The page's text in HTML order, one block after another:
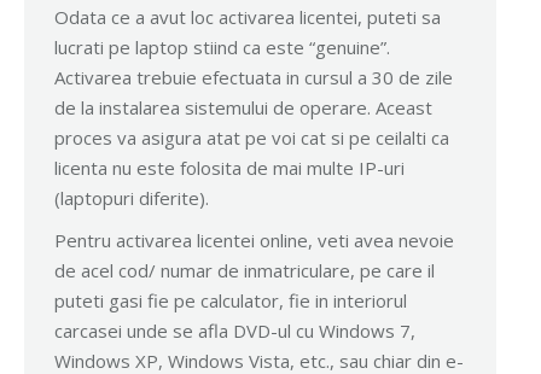
Odata ce a avut loc activarea licentei, puteti sa
lucrati pe laptop stiind ca este “genuine”.
Activarea trebuie efectuata in cursul a 30 de zile
de la instalarea sistemului de operare. Aceast
proces va asigura atat pe voi cat si pe ceilalti ca
licenta nu este folosita de mai multe IP-uri
(laptopuri diferite).
Pentru activarea licentei online, veti avea nevoie
de acel cod/ numar de inmatriculare, pe care il
puteti gasi fie pe calculator, fie in interiorul
carcasei unde se afla DVD-ul cu Windows 7,
Windows XP, Windows Vista, etc., sau chiar din e-